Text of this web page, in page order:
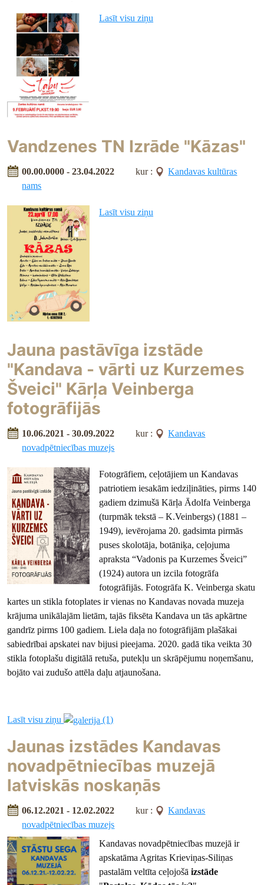
Lasīt visu ziņu
Vandzenes TN Izrāde "Kāzas"
00.00.0000 - 23.04.2022 kur :
Kandavas kultūras
nams
Lasīt visu ziņu
Jauna pastāvīga izstāde
"Kandava - vārti uz Kurzemes
Šveici" Kārļa Veinberga
fotogrāfijās
10.06.2021 - 30.09.2022 kur :
Kandavas
novadpētniecības muzejs
Fotogrāfiem, ceļotājiem un Kandavas
patriotiem iesakām iedziļināties, pirms 140
gadiem dzimušā Kārļa Ādolfa Veinberga
(turpmāk tekstā – K.Veinbergs) (1881 –
1949), ievērojama 20. gadsimta pirmās
puses skolotāja, botāniķa, ceļojuma
apraksta “Vadonis pa Kurzemes Šveici”
(1924) autora un izcila fotogrāfa
fotogrāfijās. Fotogrāfa K. Veinberga skatu
kartes un stikla fotoplates ir vienas no Kandavas novada muzeja
krājuma unikālajām lietām, tajās fiksēta Kandava un tās apkārtne
gandrīz pirms 100 gadiem. Liela daļa no fotogrāfijām plašākai
sabiedrībai apskatei nav bijusi pieejama. 2020. gadā tika veikta 30
stikla fotoplašu digitālā retuša, putekļu un skrāpējumu noņemšanu,
bojāto vai zudušo attēla daļu atjaunošana.
Lasīt visu ziņu (1)
Jaunas izstādes Kandavas
novadpētniecības muzejā
latviskās noskaņās
06.12.2021 - 12.02.2022 kur :
Kandavas
novadpētniecības muzejs
Kandavas novadpētniecības muzejā ir
apskatāma Agritas Krieviņas-Siliņas
pastalām veltīta ceļojošāizstāde